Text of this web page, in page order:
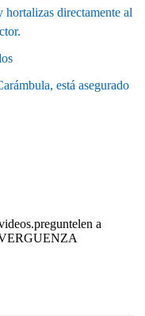
directamente al
está asegurado
a
VERGUENZA